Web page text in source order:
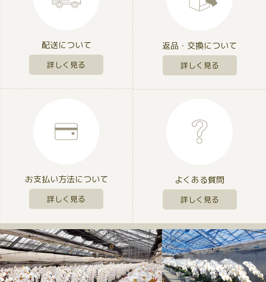
配送について
詳しく見る
返品・交換について
詳しく見る
お支払い方法について
詳しく見る
よくある質問
詳しく見る